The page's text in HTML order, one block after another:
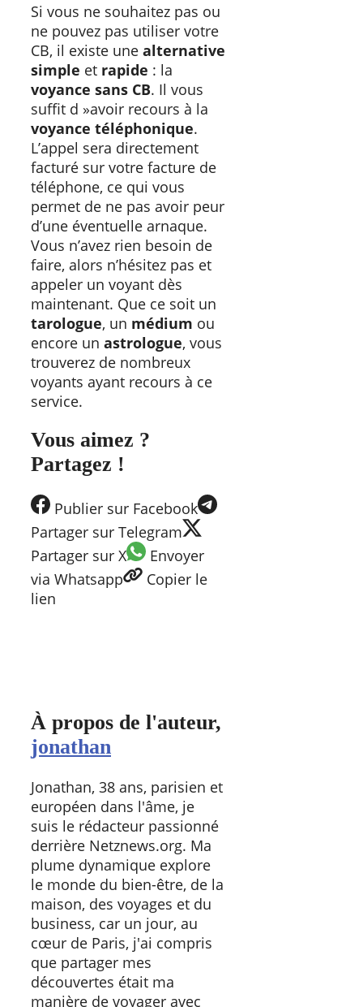
Si vous ne souhaitez pas ou
ne pouvez pas utiliser votre
CB, il existe une alternative
simple et rapide : la
voyance sans CB. Il vous
suffit d »avoir recours à la
voyance téléphonique.
L’appel sera directement
facturé sur votre facture de
téléphone, ce qui vous
permet de ne pas avoir peur
d’une éventuelle arnaque.
Vous n’avez rien besoin de
faire, alors n’hésitez pas et
appeler un voyant dès
maintenant. Que ce soit un
tarologue, un médium ou
encore un astrologue, vous
trouverez de nombreux
voyants ayant recours à ce
service.
Vous aimez ?
Partagez !
Publier sur Facebook
Partager sur Telegram
Partager sur X
Envoyer
via Whatsapp
Copier le
lien
À propos de l'auteur,
jonathan
Jonathan, 38 ans, parisien et
européen dans l'âme, je
suis le rédacteur passionné
derrière Netznews.org. Ma
plume dynamique explore
le monde du bien-être, de la
maison, des voyages et du
business, car un jour, au
cœur de Paris, j'ai compris
que partager mes
découvertes était ma
manière de voyager avec